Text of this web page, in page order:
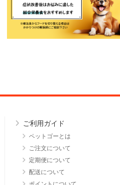
ご利用ガイド
ペットゴーとは
ご注文について
定期便について
配送について